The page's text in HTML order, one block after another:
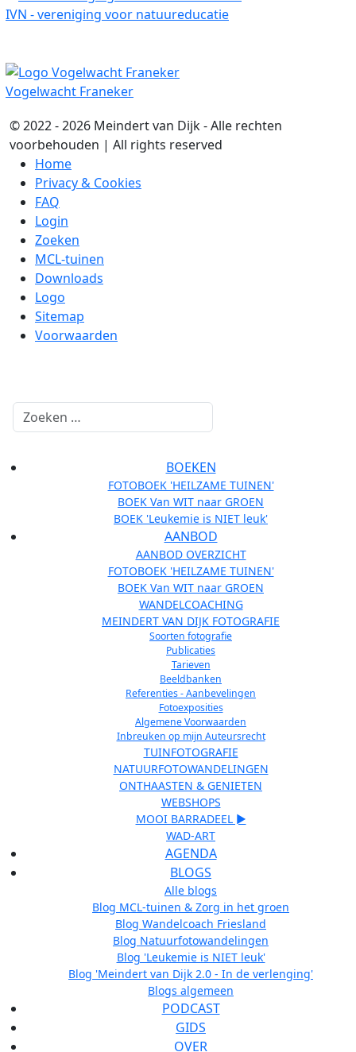
IVN - vereniging voor natuureducatie
Vogelwacht Franeker
© 2022 - 2026 Meindert van Dijk - Alle rechten
voorbehouden | All rights reserved
Home
Privacy & Cookies
FAQ
Login
Zoeken
MCL-tuinen
Downloads
Logo
Sitemap
Voorwaarden
BOEKEN
FOTOBOEK 'HEILZAME TUINEN'
BOEK Van WIT naar GROEN
BOEK 'Leukemie is NIET leuk'
AANBOD
AANBOD OVERZICHT
FOTOBOEK 'HEILZAME TUINEN'
BOEK Van WIT naar GROEN
WANDELCOACHING
MEINDERT VAN DIJK FOTOGRAFIE
Soorten fotografie
Publicaties
Tarieven
Beeldbanken
Referenties - Aanbevelingen
Fotoexposities
Algemene Voorwaarden
Inbreuken op mijn Auteursrecht
TUINFOTOGRAFIE
NATUURFOTOWANDELINGEN
ONTHAASTEN & GENIETEN
WEBSHOPS
MOOI BARRADEEL ►
WAD-ART
AGENDA
BLOGS
Alle blogs
Blog MCL-tuinen & Zorg in het groen
Blog Wandelcoach Friesland
Blog Natuurfotowandelingen
Blog 'Leukemie is NIET leuk'
Blog 'Meindert van Dijk 2.0 - In de verlenging'
Blogs algemeen
PODCAST
GIDS
OVER